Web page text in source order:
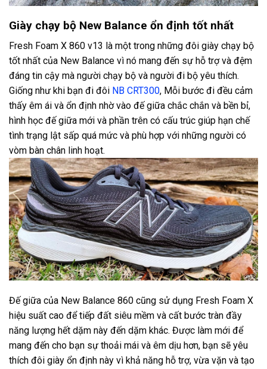
Giày chạy bộ New Balance ổn định tốt nhất
Fresh Foam X 860 v13 là một trong những đôi giày chạy bộ
tốt nhất của New Balance vì nó mang đến sự hỗ trợ và đệm
đáng tin cậy mà người chạy bộ và người đi bộ yêu thích.
Giống như khi bạn đi đôi NB CRT300, Mỗi bước đi đều cảm
thấy êm ái và ổn định nhờ vào đế giữa chắc chắn và bền bỉ,
hình học đế giữa mới và phần trên có cấu trúc giúp hạn chế
tình trạng lật sấp quá mức và phù hợp với những người có
vòm bàn chân linh hoạt.
Đế giữa của New Balance 860 cũng sử dụng Fresh Foam X
hiệu suất cao để tiếp đất siêu mềm và cất bước tràn đầy
năng lượng hết dặm này đến dặm khác. Được làm mới để
mang đến cho bạn sự thoải mái và êm dịu hơn, bạn sẽ yêu
thích đôi giày ổn định này vì khả năng hỗ trợ, vừa vặn và tạo